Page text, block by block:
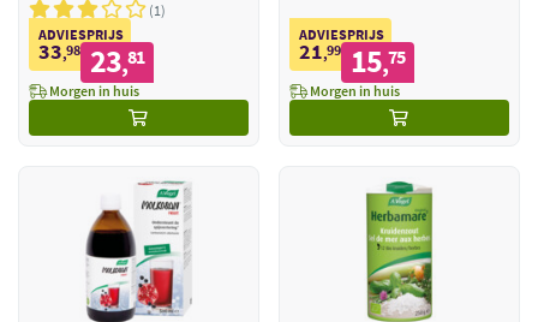
1
ADVIESPRIJS
33,98 23,81
Morgen in huis
ADVIESPRIJS
21,99 15,75
Morgen in huis